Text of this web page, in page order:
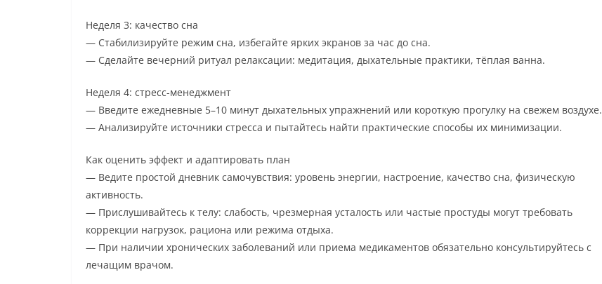
Неделя 3: качество сна
— Стабилизируйте режим сна, избегайте ярких экранов за час до сна.
— Сделайте вечерний ритуал релаксации: медитация, дыхательные практики, тёплая ванна.
Неделя 4: стресс-менеджмент
— Введите ежедневные 5–10 минут дыхательных упражнений или короткую прогулку на свежем воздухе.
— Анализируйте источники стресса и пытайтесь найти практические способы их минимизации.
Как оценить эффект и адаптировать план
— Ведите простой дневник самочувствия: уровень энергии, настроение, качество сна, физическую
активность.
— Прислушивайтесь к телу: слабость, чрезмерная усталость или частые простуды могут требовать
коррекции нагрузок, рациона или режима отдыха.
— При наличии хронических заболеваний или приема медикаментов обязательно консультируйтесь с
лечащим врачом.